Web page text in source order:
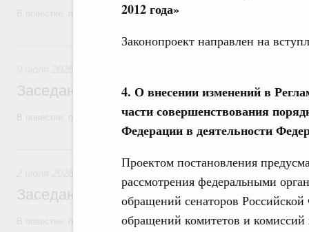
2012 года»
Законопроект направлен на
4. О внесении изменений в
части совершенствования
Федерации в деятельности
Проектом постановления
рассмотрения федеральными
обращений сенаторов
обращений комитетов и
В повестке: проекты федеральных законов, бюджетные
9 июля, четверг
Заседание Правительства (2026 год,
В повестке: проекты федеральных законов, бюджетные
Заседание Правительства (2026 год,
В повестке: проекты федеральных законов.